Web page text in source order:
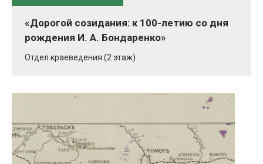
«Дорогой созидания: к 100-летию со дня
рождения И. А. Бондаренко»
Отдел краеведения (2 этаж)